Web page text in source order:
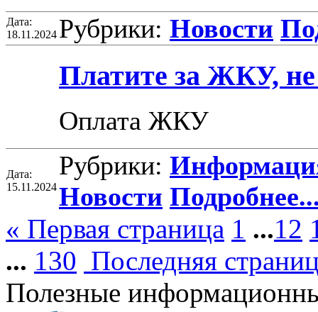
Дата:
18.11.2024 Рубрики: Новости
Платите за ЖКУ,
Оплата ЖКУ
Дата:
15.11.2024
Рубрики:
Новости
« Первая страница 1 ...12
... 130 Последняя
Полезные